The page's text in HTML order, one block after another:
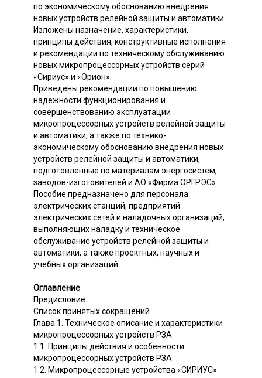
по экономическому обоснованию внедрения
новых устройств релейной защиты и автоматики.
Изложены назначение, характеристики,
принципы действия, конструктивные исполнения
и рекомендации по техническому обслуживанию
новых микропроцессорных устройств серий
«Сириус» и «Орион».
Приведены рекомендации по повышению
надежности функционирования и
совершенствованию эксплуатации
микропроцессорных устройств релейной защиты
и автоматики, а также по технико-
экономическому обоснованию внедрения новых
устройств релейной защиты и автоматики,
подготовленные по материалам энергосистем,
заводов-изготовителей и АО «Фирма ОРГРЭС».
Пособие предназначено для персонала
электрических станций, предприятий
электрических сетей и наладочных организаций,
выполняющих наладку и техническое
обслуживание устройств релейной защиты и
автоматики, а также проектных, научных и
учебных организаций.
Оглавление
Предисловие
Список принятых сокращений
Глава 1. Техническое описание и характеристики
микропроцессорных устройств РЗА
1.1. Принципы действия и особенности
микропроцессорных устройств РЗА
1.2. Микропроцессорные устройства «СИРИУС»